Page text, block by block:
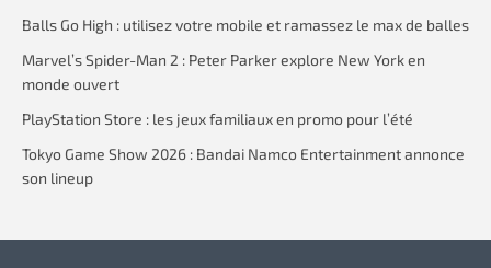
Balls Go High : utilisez votre mobile et ramassez le max de balles
Marvel’s Spider-Man 2 : Peter Parker explore New York en
monde ouvert
PlayStation Store : les jeux familiaux en promo pour l’été
Tokyo Game Show 2026 : Bandai Namco Entertainment annonce
son lineup